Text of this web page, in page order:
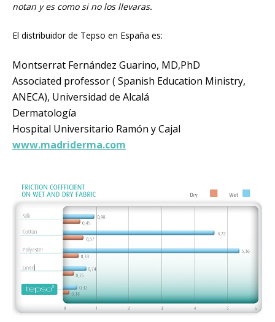
notan y es como si no los llevaras.
El distribuidor de Tepso en España es:
Montserrat Fernández Guarino, MD,PhD
Associated professor ( Spanish Education Ministry,
ANECA), Universidad de Alcalá
Dermatología
Hospital Universitario Ramón y Cajal
www.madriderma.com